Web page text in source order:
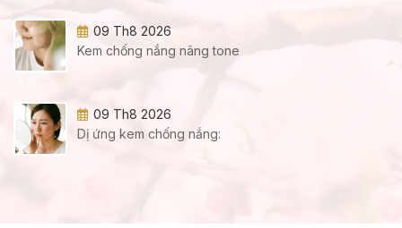
09 Th8 2026
Kem chống nắng nâng tone
09 Th8 2026
Dị ứng kem chống nắng: